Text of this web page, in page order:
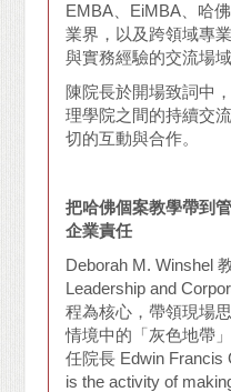
EMBA、EiMBA、哈
業界，以及跨領域專
與實務經驗的交流場域
陳院長於開場致詞中
理學院之間的持續交
切的互動與合作。
把哈佛個案教學帶到
企業責任
Deborah M. Winshel
Leadership and
程為核心，帶領現場
情境中的「灰色地帶
任院長 Edwin Francis
is the activity of